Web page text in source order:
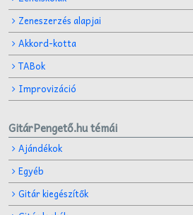
Zeneszerzés alapjai
Akkord-kotta
TABok
Improvizáció
GitárPengető.hu témái
Ajándékok
Egyéb
Gitár kiegészítők